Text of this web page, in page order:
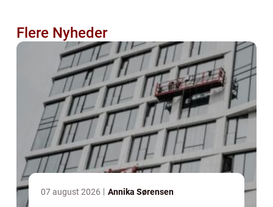
Flere Nyheder
07 august 2026 Annika Sørensen